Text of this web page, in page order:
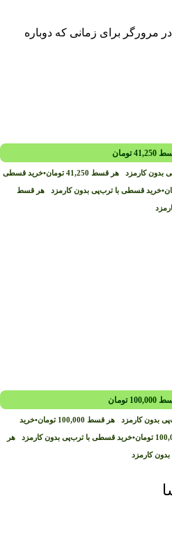
مرورگر برای زمانی که دوباره
41,250 تومان
بدون کارمزد هر قسط 41,250 تومان•خرید قسطی
•خرید قسطی با ترب‌پی بدون کارمزد هر قسط
100,000 تومان
بدون کارمزد هر قسط 100,000 تومان•خرید
تومان•خرید قسطی با ترب‌پی بدون کارمزد هر
کارمزد